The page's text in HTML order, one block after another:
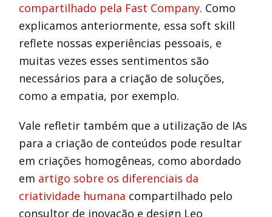
compartilhado pela Fast Company. Como
explicamos anteriormente, essa soft skill
reflete nossas experiências pessoais, e
muitas vezes esses sentimentos são
necessários para a criação de soluções,
como a empatia, por exemplo.
Vale refletir também que a utilização de IAs
para a criação de conteúdos pode resultar
em criações homogêneas, como abordado
em artigo sobre os diferenciais da
criatividade humana compartilhado pelo
consultor de inovação e design Leo